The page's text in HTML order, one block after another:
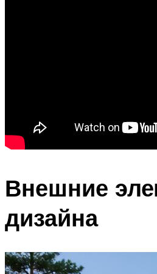
Внешние
дизайна